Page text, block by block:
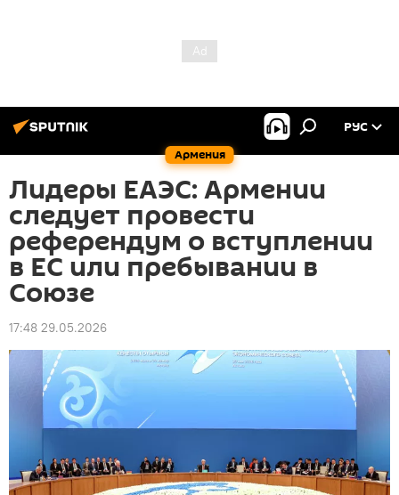
Армения
РУС
Лидеры ЕАЭС: Армении
следует провести
референдум о вступлении
в ЕС или пребывании в
Союзе
17:48 29.05.2026